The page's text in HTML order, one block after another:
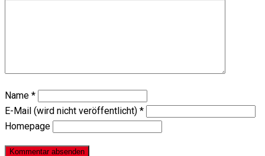
Name *
E-Mail (wird nicht veröffentlicht) *
Homepage